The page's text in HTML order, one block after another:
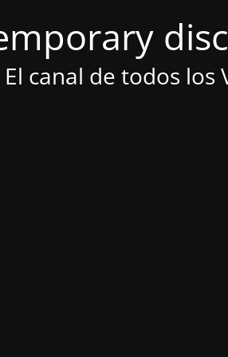
El canal de todos los